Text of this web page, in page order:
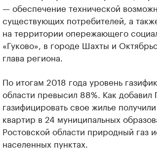
— обеспечение технической
существующих потребителей, а
на территории опережающего
«Гуково», в городе Шахты и
глава региона.
По итогам 2018 года уровень
области превысил 88%. Как добавил
газифицировать свое жилье
квартир в 24 муниципальных
Ростовской области природный газ
населенных пунктах.